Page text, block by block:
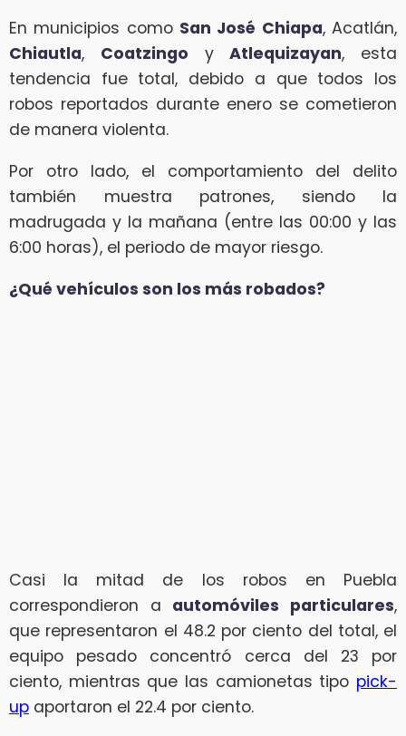
En municipios como San José Chiapa, Acatlán,
Chiautla, Coatzingo yAtlequizayan, esta
tendencia fue total, debido a que todos los
robos reportados durante enero se cometieron
de manera violenta.
Por otro lado, el comportamiento del delito
también muestra patrones, siendo la
madrugada y la mañana (entre las 00:00 y las
6:00 horas), el periodo de mayor riesgo.
¿Qué vehículos son los más robados?
Casi la mitad de los robos en Puebla
correspondieron a automóviles particulares,
que representaron el 48.2 por ciento del total, el
equipo pesado concentró cerca del 23 por
ciento, mientras que las camionetas tipo pick-
up aportaron el 22.4 por ciento.